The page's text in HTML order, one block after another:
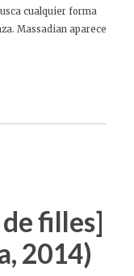
cualquier forma
Massadian aparece
filles]
2014)